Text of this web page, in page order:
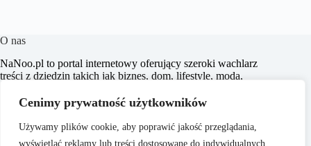
Cenimy prywatność użytkowników
Używamy plików cookie, aby poprawić jakość przeglądania,
wyświetlać reklamy lub treści dostosowane do indywidualnych
O nas
​NaNoo.pl to portal internetowy oferujący szeroki wachlarz
treści z dziedzin takich jak biznes, dom, lifestyle, moda,
celem jest dostarczanie czytelnikom rzetelnych i inspirujących
artykułów, które wspierają ich w podejmowaniu świadomych
decyzji oraz poszerzają horyzonty.